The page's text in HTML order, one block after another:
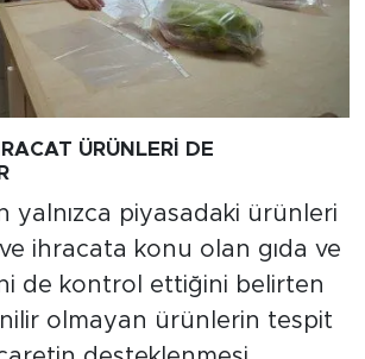
ÜRÜNLERİ DE
yalnızca piyasadaki ürünleri
ihracata konu olan gıda ve
de kontrol ettiğini belirten
olmayan ürünlerin tespit